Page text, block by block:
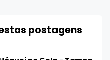
postagens